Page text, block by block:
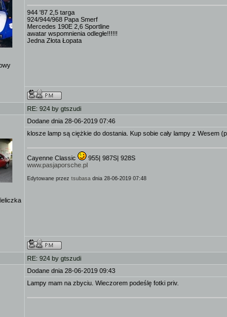
944 '87 2,5 targa
924/944/968 Papa Smerf
Mercedes 190E 2,6 Sportline
awatar wspomnienia odległe!!!!!!
Jedna Złota Łopata
RE: 924 by gtszudi
Dodane dnia 28-06-2019 07:46
klosze lamp są ciężkie do dostania. Kup sobie cały lampy z Wesem
Cayenne Classic
955| 987S| 928S
www.pasjaporsche.pl
Edytowane przez tsubasa dnia 28-06-2019 07:48
RE: 924 by gtszudi
Dodane dnia 28-06-2019 09:43
Lampy mam na zbyciu. Wieczorem podeślę fotki priv.